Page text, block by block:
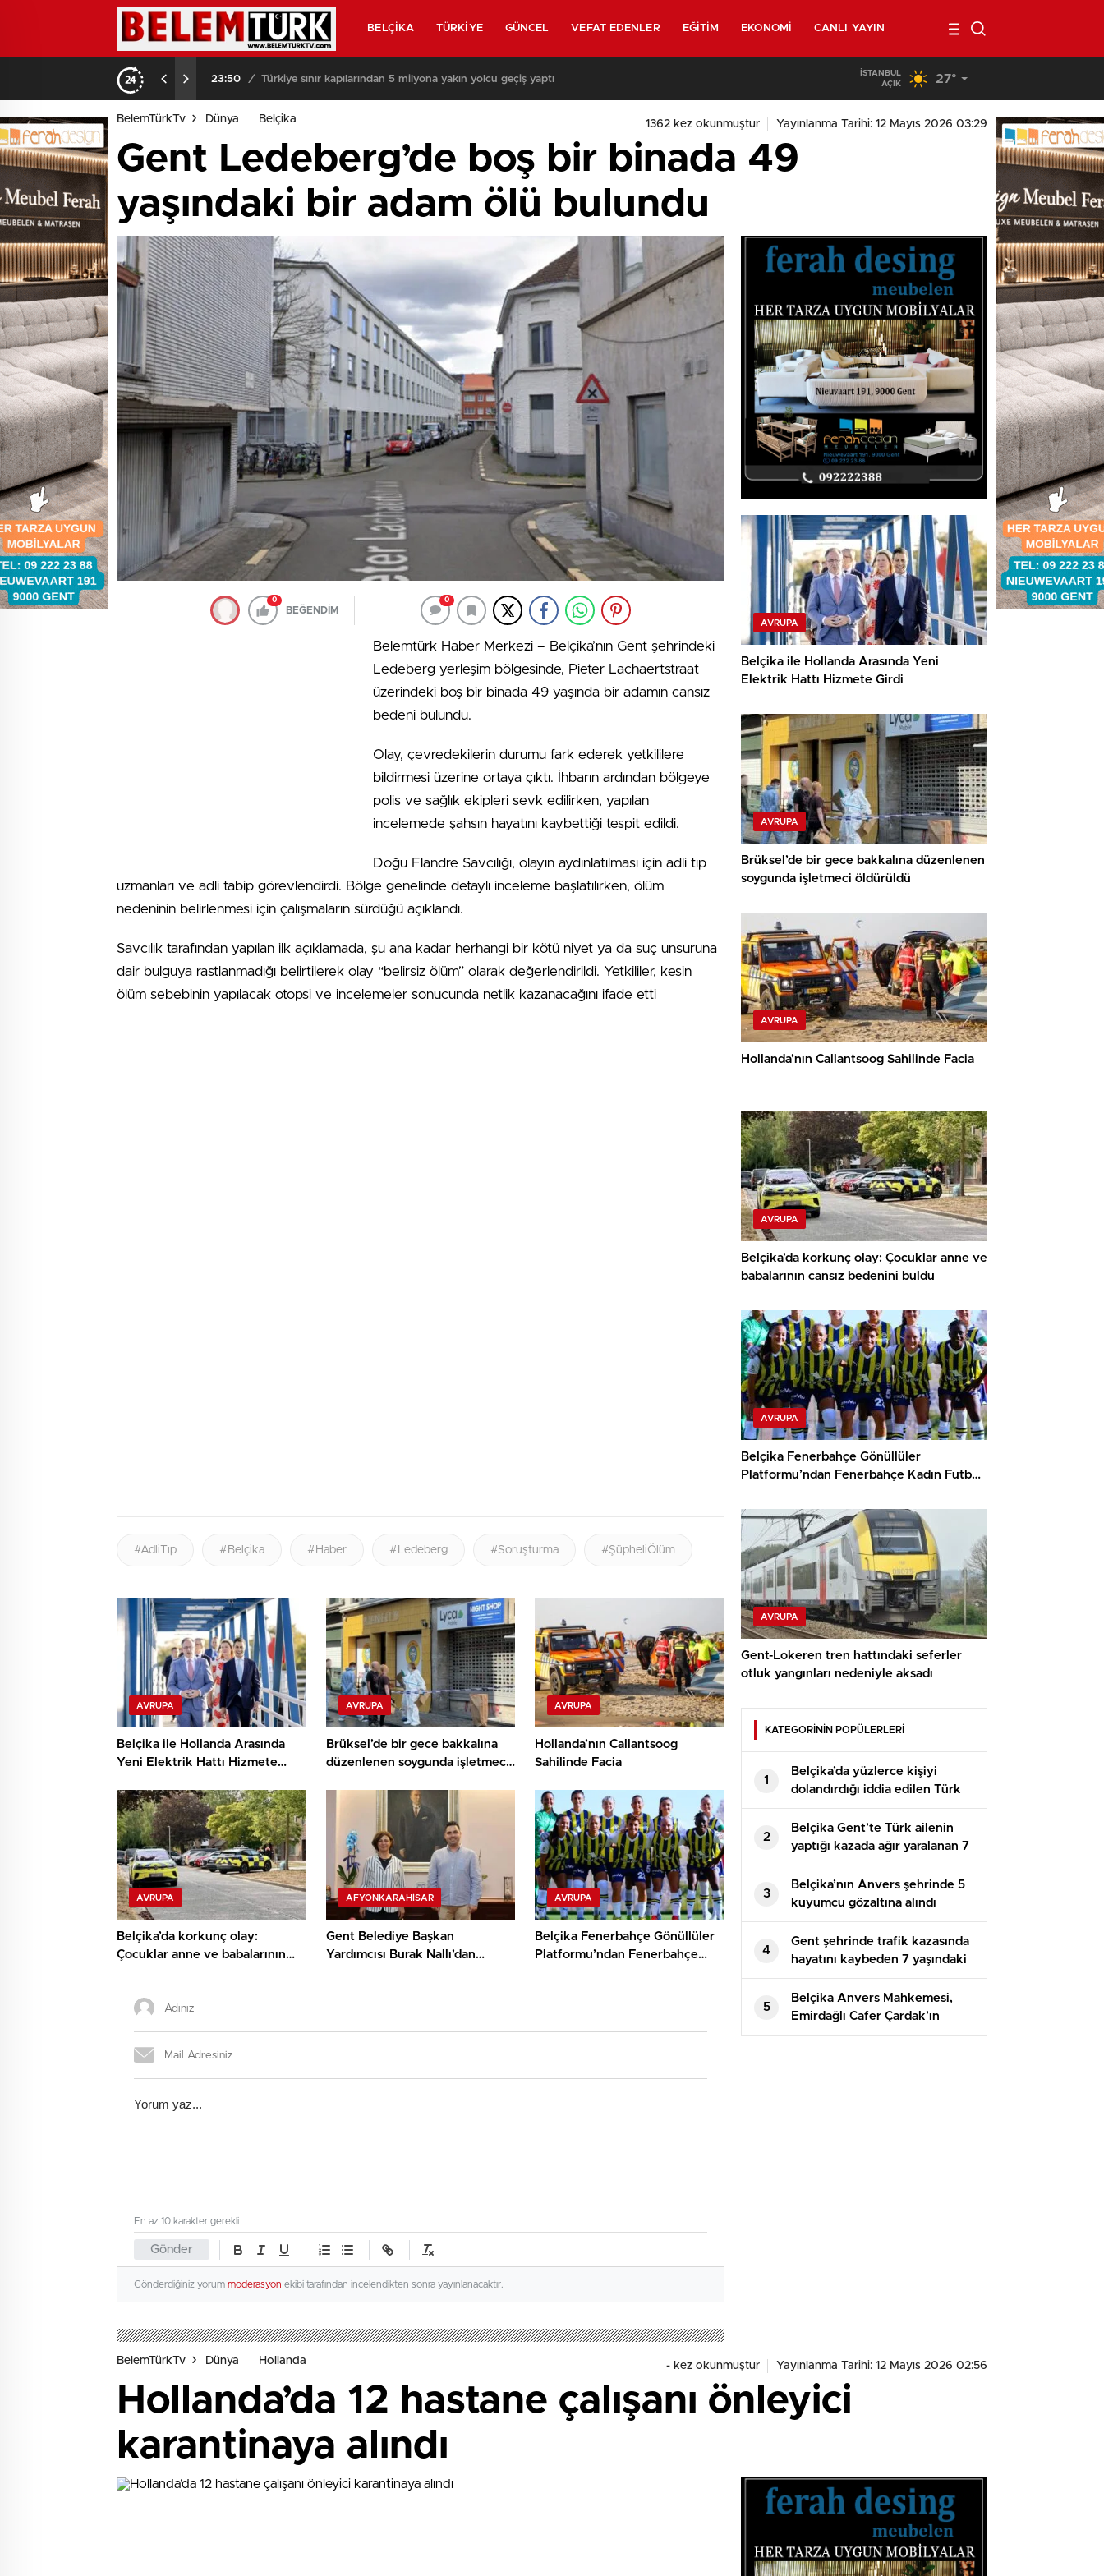
BELÇIKA TÜRKIYE GÜNCEL VEFAT EDENLER EĞITIM EKONOMI CANLI YAYIN
23:50 / Türkiye sınır kapılarından 5 milyona yakın yolcu geçiş yaptı Brüksel sokaklarında yeniden askerler mi devriye
İSTANBUL
AÇIK
27°
BelemTürkTv Dünya Belçika 1362 kez okunmuştur Yayınlanma Tarihi: 12 Mayıs 2026 03:29
Gent Ledeberg’de boş bir binada 49
yaşındaki bir adam ölü bulundu
0
BEĞENDİM
0
Belemtürk Haber Merkezi – Belçika’nın Gent şehrindeki
Ledeberg yerleşim bölgesinde, Pieter Lachaertstraat
üzerindeki boş bir binada 49 yaşında bir adamın cansız
bedeni bulundu.
Olay, çevredekilerin durumu fark ederek yetkililere
bildirmesi üzerine ortaya çıktı. İhbarın ardından bölgeye
polis ve sağlık ekipleri sevk edilirken, yapılan
incelemede şahsın hayatını kaybettiği tespit edildi.
Doğu Flandre Savcılığı, olayın aydınlatılması için adli tıp
uzmanları ve adli tabip görevlendirdi. Bölge genelinde detaylı inceleme başlatılırken, ölüm
nedeninin belirlenmesi için çalışmaların sürdüğü açıklandı.
Savcılık tarafından yapılan ilk açıklamada, şu ana kadar herhangi bir kötü niyet ya da suç unsuruna
dair bulguya rastlanmadığı belirtilerek olay “belirsiz ölüm” olarak değerlendirildi. Yetkililer, kesin
ölüm sebebinin yapılacak otopsi ve incelemeler sonucunda netlik kazanacağını ifade etti
#AdliTıp #Belçika #Haber #Ledeberg #Soruşturma #ŞüpheliÖlüm
AVRUPA
Belçika ile Hollanda Arasında
Yeni Elektrik Hattı Hizmete
AVRUPA
Brüksel’de bir gece bakkalına
düzenlenen soygunda işletmeci
AVRUPA
Hollanda’nın Callantsoog
Sahilinde Facia
AVRUPA
Belçika’da korkunç olay:
Çocuklar anne ve babalarının
AFYONKARAHISAR
Gent Belediye Başkan
Yardımcısı Burak Nallı’dan
AVRUPA
Belçika Fenerbahçe Gönüllüler
Platformu’ndan Fenerbahçe
Gönder
En az 10 karakter gerekli
Gönderdiğiniz yorum moderasyon ekibi tarafından incelendikten sonra yayınlanacaktır.
AVRUPA
Belçika ile Hollanda Arasında Yeni
Elektrik Hattı Hizmete Girdi
AVRUPA
Brüksel’de bir gece bakkalına düzenlenen
soygunda işletmeci öldürüldü
AVRUPA
Hollanda’nın Callantsoog Sahilinde Facia
AVRUPA
Belçika’da korkunç olay: Çocuklar anne ve
babalarının cansız bedenini buldu
AVRUPA
Belçika Fenerbahçe Gönüllüler
Platformu’ndan Fenerbahçe Kadın Futbol
AVRUPA
Gent-Lokeren tren hattındaki seferler
otluk yangınları nedeniyle aksadı
KATEGORİNİN POPÜLERLERİ
1
Belçika’da yüzlerce kişiyi
dolandırdığı iddia edilen Türk
vatandaşı Ömer K. Türkiye’de
ölü bulundu
2
Belçika Gent’te Türk ailenin
yaptığı kazada ağır yaralanan 7
yaşındaki Bulut Ö. hayatını
kaybetti
3
Belçika’nın Anvers şehrinde 5
kuyumcu gözaltına alındı
4
Gent şehrinde trafik kazasında
hayatını kaybeden 7 yaşındaki
Bulut Özlü toprağa verildi
5
Belçika Anvers Mahkemesi,
Emirdağlı Cafer Çardak’ın
katiline müebbet hapis cezası
BelemTürkTv Dünya Hollanda - kez okunmuştur Yayınlanma Tarihi: 12 Mayıs 2026 02:56
Hollanda’da 12 hastane çalışanı önleyici
karantinaya alındı